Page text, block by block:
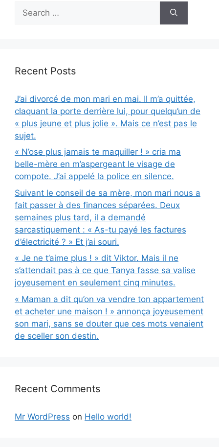
for:
Recent Posts
J’ai divorcé de mon mari en mai. Il m’a quittée,
claquant la porte derrière lui, pour quelqu’un de
« plus jeune et plus jolie ». Mais ce n’est pas le
sujet.
« N’ose plus jamais te maquiller ! » cria ma
belle-mère en m’aspergeant le visage de
compote. J’ai appelé la police en silence.
Suivant le conseil de sa mère, mon mari nous a
fait passer à des finances séparées. Deux
semaines plus tard, il a demandé
sarcastiquement : « As-tu payé les factures
d’électricité ? » Et j’ai souri.
« Je ne t’aime plus ! » dit Viktor. Mais il ne
s’attendait pas à ce que Tanya fasse sa valise
joyeusement en seulement cinq minutes.
« Maman a dit qu’on va vendre ton appartement
et acheter une maison ! » annonça joyeusement
son mari, sans se douter que ces mots venaient
de sceller son destin.
Recent Comments
Mr WordPress on Hello world!